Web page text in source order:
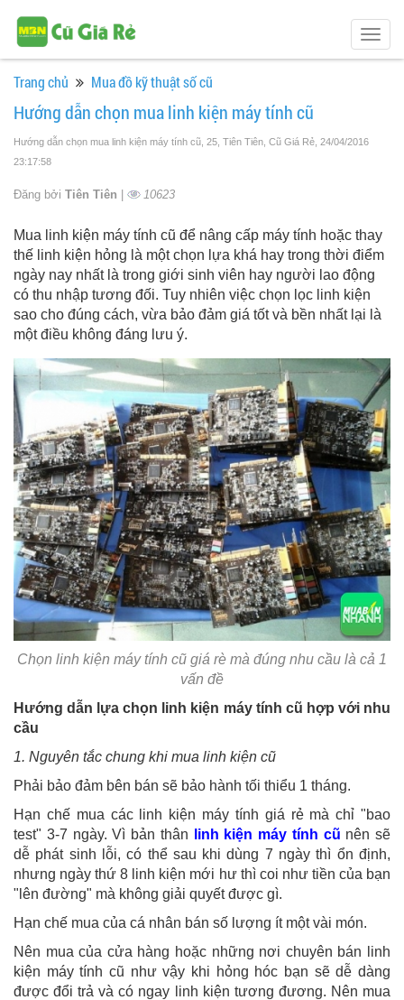
Trang chủ Mua đồ kỹ thuật số cũ
Hướng dẫn chọn mua linh kiện máy tính cũ
Hướng dẫn chọn mua linh kiện máy tính cũ, 25, Tiên Tiên, Cũ Giá Rẻ , 24/04/2016
23:17:58
Đăng bởi Tiên Tiên | 10623
Mua linh kiện máy tính cũ để nâng cấp máy tính hoặc thay
thế linh kiện hỏng là một chọn lựa khá hay trong thời điểm
ngày nay nhất là trong giới sinh viên hay người lao động
có thu nhập tương đối. Tuy nhiên việc chọn lọc linh kiện
sao cho đúng cách, vừa bảo đảm giá tốt và bền nhất lại là
một điều không đáng lưu ý.
Chọn linh kiện máy tính cũ giá rè mà đúng nhu cầu là cả 1
vấn đề
Hướng dẫn lựa chọn linh kiện máy tính cũ hợp với nhu
cầu
1. Nguyên tắc chung khi mua linh kiện cũ
Phải bảo đảm bên bán sẽ bảo hành tối thiểu 1 tháng.
Hạn chế mua các linh kiện máy tính giá rẻ mà chỉ "bao
test" 3-7 ngày. Vì bản thân
linh kiện máy tính cũ nên sẽ
dễ phát sinh lỗi, có thể sau khi dùng 7 ngày thì ổn định,
nhưng ngày thứ 8 linh kiện mới hư thì coi như tiền của bạn
"lên đường" mà không giải quyết được gì.
Hạn chế mua của cá nhân bán số lượng ít một vài món.
Nên mua của cửa hàng hoặc những nơi chuyên bán linh
kiện máy tính cũ như vậy khi hỏng hóc bạn sẽ dễ dàng
được đổi trả và có ngay linh kiện tương đương. Nên mua